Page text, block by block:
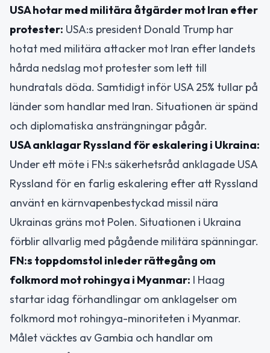
USA hotar med militära åtgärder mot Iran efter
protester: USA:s president Donald Trump har
hotat med militära attacker mot Iran efter landets
hårda nedslag mot protester som lett till
hundratals döda. Samtidigt inför USA 25% tullar på
länder som handlar med Iran. Situationen är spänd
och diplomatiska ansträngningar pågår.
USA anklagar Ryssland för eskalering i Ukraina:
Under ett möte i FN:s säkerhetsråd anklagade USA
Ryssland för en farlig eskalering efter att Ryssland
använt en kärnvapenbestyckad missil nära
Ukrainas gräns mot Polen. Situationen i Ukraina
förblir allvarlig med pågående militära spänningar.
FN:s toppdomstol inleder rättegång om
folkmord mot rohingya i Myanmar: I Haag
startar idag förhandlingar om anklagelser om
folkmord mot rohingya-minoriteten i Myanmar.
Målet väcktes av Gambia och handlar om